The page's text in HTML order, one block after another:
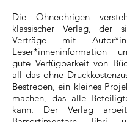
Die Ohneohrigen
klassischer Verlag, der
Verträge mit
Leser*inneninformation
gute Verfügbarkeit von
all das ohne
Bestreben, ein kleines
machen, das alle
kann. Der Verlag